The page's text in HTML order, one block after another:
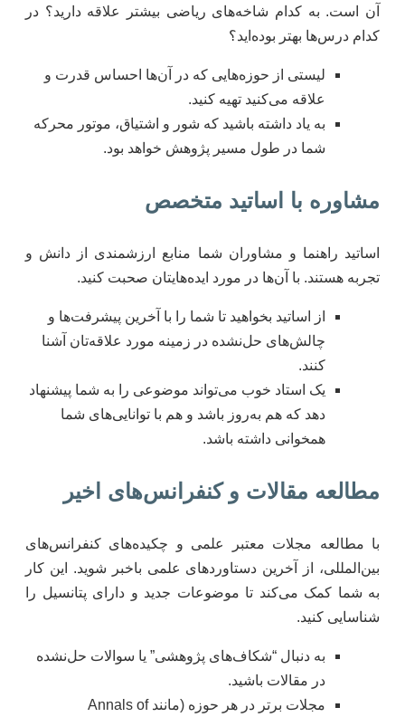
آن است. به کدام شاخه‌های ریاضی بیشتر علاقه دارید؟ در
کدام درس‌ها بهتر بوده‌اید؟
لیستی از حوزه‌هایی که در آن‌ها احساس قدرت و
علاقه می‌کنید تهیه کنید.
به یاد داشته باشید که شور و اشتیاق، موتور محرکه
شما در طول مسیر پژوهش خواهد بود.
مشاوره با اساتید متخصص
اساتید راهنما و مشاوران شما منابع ارزشمندی از دانش و
تجربه هستند. با آن‌ها در مورد ایده‌هایتان صحبت کنید.
از اساتید بخواهید تا شما را با آخرین پیشرفت‌ها و
چالش‌های حل‌نشده در زمینه مورد علاقه‌تان آشنا
کنند.
یک استاد خوب می‌تواند موضوعی را به شما پیشنهاد
دهد که هم به‌روز باشد و هم با توانایی‌های شما
همخوانی داشته باشد.
مطالعه مقالات و کنفرانس‌های اخیر
با مطالعه مجلات معتبر علمی و چکیده‌های کنفرانس‌های
بین‌المللی، از آخرین دستاوردهای علمی باخبر شوید. این کار
به شما کمک می‌کند تا موضوعات جدید و دارای پتانسیل را
شناسایی کنید.
به دنبال “شکاف‌های پژوهشی” یا سوالات حل‌نشده
در مقالات باشید.
مجلات برتر در هر حوزه (مانند Annals of